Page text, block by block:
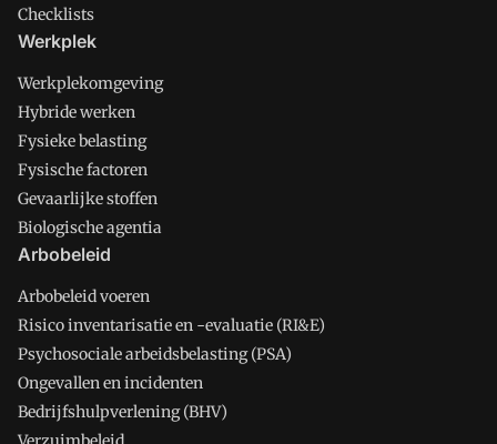
Checklists
Werkplek
Werkplekomgeving
Hybride werken
Fysieke belasting
Fysische factoren
Gevaarlijke stoffen
Biologische agentia
Arbobeleid
Arbobeleid voeren
Risico inventarisatie en -evaluatie (RI&E)
Psychosociale arbeidsbelasting (PSA)
Ongevallen en incidenten
Bedrijfshulpverlening (BHV)